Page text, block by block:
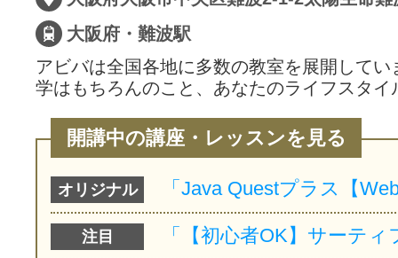
大阪府・難波駅
アビバは全国各地に多数の教室を展開してい
学はもちろんのこと、あなたのライフスタ
開講中の講座・レッスンを見る
オリジナル
注目